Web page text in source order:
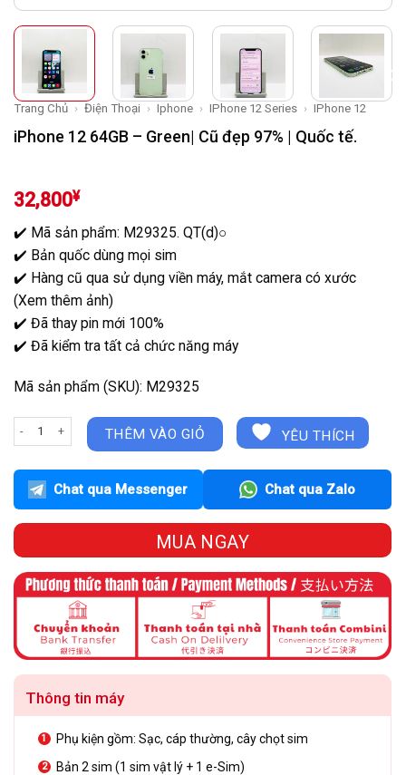
Trang Chủ › Điện Thoại › Iphone › IPhone 12 Series › IPhone 12
iPhone 12 64GB – Green| Cũ đẹp 97% | Quốc tế.
32,800¥
✔️ Mã sản phẩm: M29325. QT(d)○
✔️ Bản quốc dùng mọi sim
✔️ Hàng cũ qua sử dụng viền máy, mắt camera có xước
(Xem thêm ảnh)
✔️ Đã thay pin mới 100%
✔️ Đã kiểm tra tất cả chức năng máy
Mã sản phẩm (SKU): M29325
iPhone 12 64GB - Green| Cũ đẹp 97% | Quốc tế. số lượng
THÊM VÀO GIỎ YÊU THÍCH
Chat qua Messenger Chat qua Zalo
MUA NGAY
Thông tin máy
Phụ kiện gồm: Sạc, cáp thường, cây chọt sim
Bản 2 sim (1 sim vật lý + 1 e-Sim)